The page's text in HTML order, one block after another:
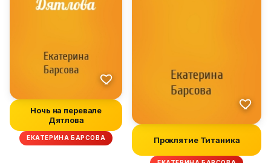
Ночь на перевале
Дятлова
ЕКАТЕРИНА БАРСОВА Проклятие Титаника